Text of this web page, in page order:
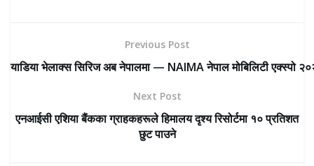
Previous Post
याडिया भेलाक्स सिरिज अब नेपालमा — NAIMA नेपाल मोबिलिटी एक्स्पो
Next Post
एनआईसी एशिया बैंकका ग्राहकहरूले हिमालय दृश्य रिसोर्टमा १० प्रतिशत
छुट पाउने